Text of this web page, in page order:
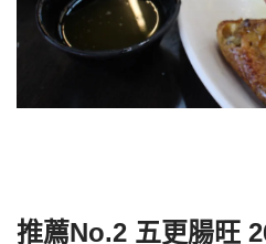
推薦No.2 五更腸旺